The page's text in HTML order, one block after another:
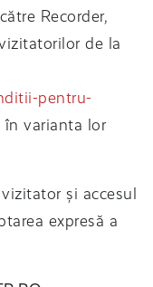
Recorder,
de la
pentru-
varianta lor
și accesul
expresă a